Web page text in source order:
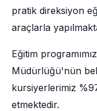
pratik direksiyon
araçlarla
Eğitim
Müdürlüğü'nün
kursiyerlerimiz
etmektedir.